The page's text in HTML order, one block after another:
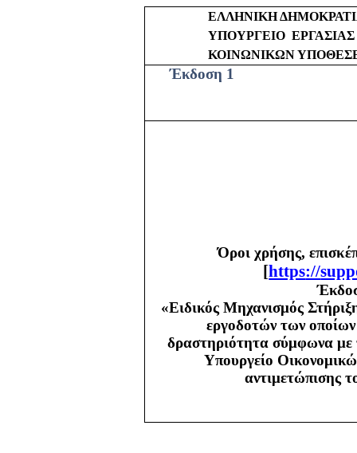
ΕΛΛΗΝΙΚΗ
ΥΠΟΥΡΓΕΙΟ
ΚΟΙΝΩΝΙΚΩΝ
Έκδοση 1
Όροι χρήσης,
[https://
«Ειδικός Μηχανισμός
εργοδοτών των οποίων
δραστηριότητα σύμφωνα με
Υπουργείο
αντιμετώπισης